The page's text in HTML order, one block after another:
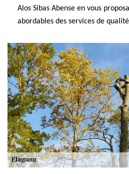
Alos Sibas Abense en vous
abordables des services de